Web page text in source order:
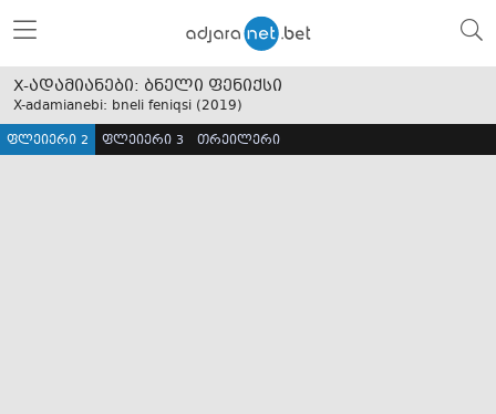
X-ადამიანები: ბნელი ფენიქსი
X-adamianebi: bneli feniqsi (2019)
ფლეიერი 2 ფლეიერი 3 თრეილერი